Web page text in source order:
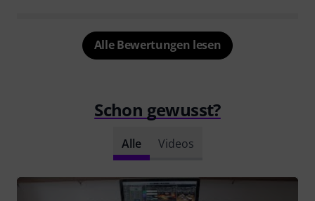
Alle Bewertungen lesen
Schon gewusst?
Alle Videos